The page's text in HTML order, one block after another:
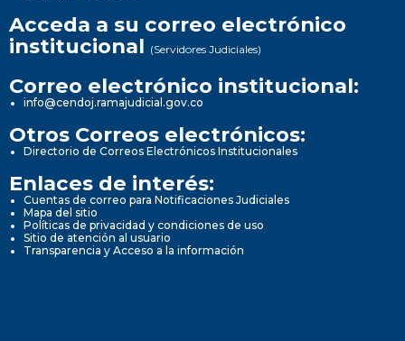
Acceda a su correo electrónico
institucional (Servidores Judiciales)
Correo electrónico institucional:
info@cendoj.ramajudicial.gov.co
Otros Correos electrónicos:
Directorio de Correos Electrónicos Institucionales
Enlaces de interés:
Cuentas de correo para Notificaciones Judiciales
Mapa del sitio
Políticas de privacidad y condiciones de uso
Sitio de atención al usuario
Transparencia y Acceso a la información